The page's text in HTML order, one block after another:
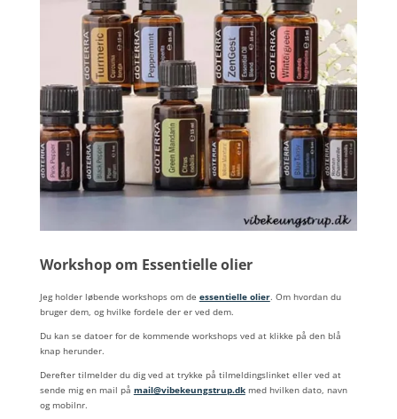
Workshop om Essentielle olier
Jeg holder løbende workshops om de essentielle olier. Om hvordan du
bruger dem, og hvilke fordele der er ved dem.
Du kan se datoer for de kommende workshops ved at klikke på den blå
knap herunder.
Derefter tilmelder du dig ved at trykke på tilmeldingslinket eller ved at
sende mig en mail på mail@vibekeungstrup.dk med hvilken dato, navn
og mobilnr.